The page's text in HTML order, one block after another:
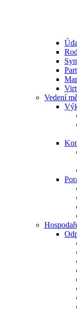
Vedení